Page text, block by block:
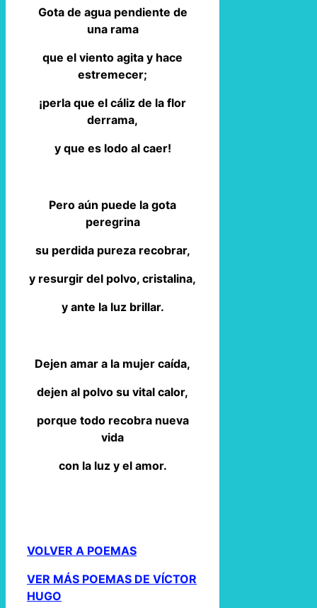
Gota de agua pendiente de
una rama
que el viento agita y hace
estremecer;
¡perla que el cáliz de la flor
derrama,
y que es lodo al caer!
Pero aún puede la gota
peregrina
su perdida pureza recobrar,
y resurgir del polvo, cristalina,
y ante la luz brillar.
Dejen amar a la mujer caída,
dejen al polvo su vital calor,
porque todo recobra nueva
vida
con la luz y el amor.
VOLVER A POEMAS
VER MÁS POEMAS DE VÍCTOR
HUGO